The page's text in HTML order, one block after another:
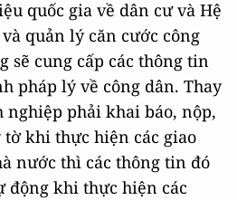
quốc gia về dân cư và Hệ
quản lý căn cước công
sẽ cung cấp các thông tin
pháp lý về công dân. Thay
phải khai báo, nộp,
tờ khi thực hiện các giao
nước thì các thông tin đó
động khi thực hiện các